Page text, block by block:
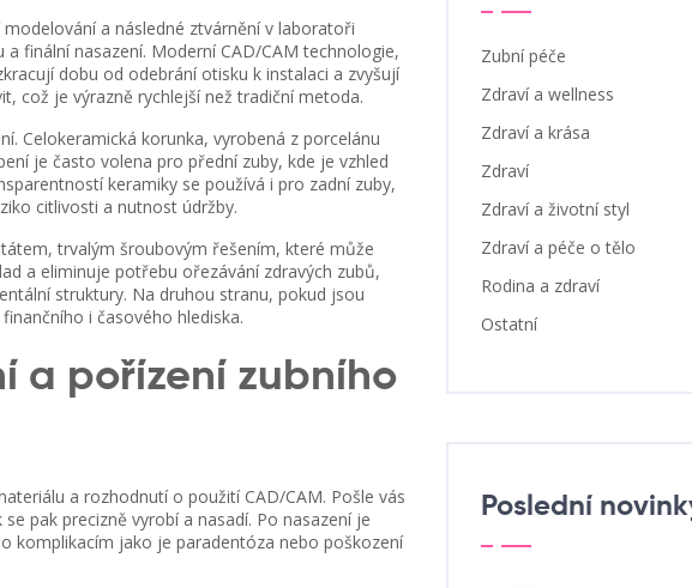
a následné ztvárnění v laboratoři
a finální nasazení. Moderní CAD/CAM technologie,
dobu od odebrání otisku k instalaci a zvyšují
což je výrazně rychlejší než tradiční metoda.
Celokeramická korunka, vyrobená z porcelánu
je často volena pro přední zuby, kde je vzhled
keramiky se používá i pro zadní zuby,
citlivosti a nutnost údržby.
,trvalým šroubovým řešením, které může
a eliminuje potřebu ořezávání zdravých zubů,
struktury. Na druhou stranu, pokud jsou
i časového hlediska.
a pořízení zubního
a rozhodnutí o použití CAD/CAM. Pošle vás
pak precizně vyrobí a nasadí. Po nasazení je
komplikacím jako je paradentóza nebo poškození
Zubní péče
Zdraví a wellness
Zdraví a krása
Zdraví
Zdraví a životní styl
Zdraví a péče o tělo
Rodina a zdraví
Ostatní
Poslední